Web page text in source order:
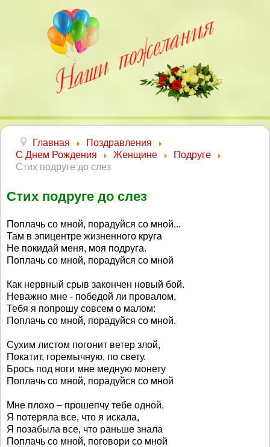
Главная
Поздравления
С Днем Рождения
Женщине
Подруге
Стих подруге до слез
Стих подруге до слез
Поплачь со мной, порадуйся со мной...
Там в эпицентре жизненного круга
Не покидай меня, моя подруга.
Поплачь со мной, порадуйся со мной
Как нервный срыв закончен новый бой.
Неважно мне - победой ли провалом,
Тебя я попрошу совсем о малом:
Поплачь со мной, порадуйся со мной.
Сухим листом погонит ветер злой,
Покатит, горемычную, по свету.
Брось под ноги мне медную монету
Поплачь со мной, порадуйся со мной
Мне плохо – прошепчу тебе одной,
Я потеряла все, что я искала,
Я позабыла все, что раньше знала
Поплачь со мной, поговори со мной